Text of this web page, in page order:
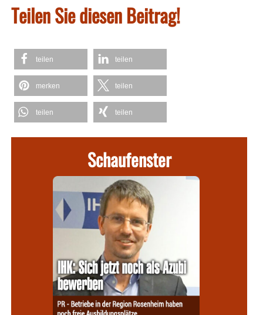
Teilen Sie diesen Beitrag!
teilen teilen
merken teilen
teilen teilen
Schaufenster